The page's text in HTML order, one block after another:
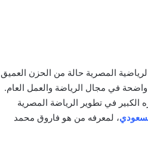
المصرية حالة من الحزن العميق
في مجال الرياضة والعمل العام.
الكبير في تطوير الرياضة المصرية
، لمعرفه من هو فاروق محمد